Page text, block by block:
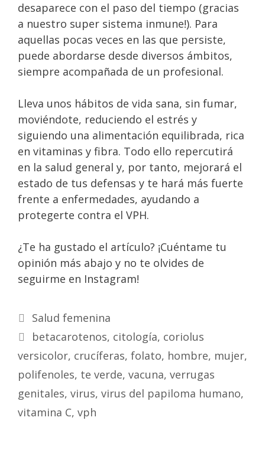
desaparece con el paso del tiempo (gracias
a nuestro super sistema inmune!). Para
aquellas pocas veces en las que persiste,
puede abordarse desde diversos ámbitos,
siempre acompañada de un profesional.
Lleva unos hábitos de vida sana, sin fumar,
moviéndote, reduciendo el estrés y
siguiendo una alimentación equilibrada, rica
en vitaminas y fibra. Todo ello repercutirá
en la salud general y, por tanto, mejorará el
estado de tus defensas y te hará más fuerte
frente a enfermedades, ayudando a
protegerte contra el VPH.
¿Te ha gustado el artículo? ¡Cuéntame tu
opinión más abajo y no te olvides de
seguirme en Instagram!
Salud femenina
betacarotenos, citología, coriolus
versicolor, crucíferas, folato, hombre, mujer,
polifenoles, te verde, vacuna, verrugas
genitales, virus, virus del papiloma humano,
vitamina C, vph